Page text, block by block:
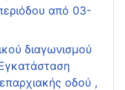
από 03-
διαγωνισμού
οδού ,